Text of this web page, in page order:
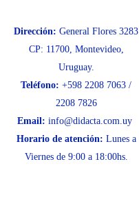
Dirección: General Flores 3283
CP: 11700, Montevideo,
Uruguay.
Teléfono: +598 2208 7063 /
2208 7826
Email: info@didacta.com.uy
Horario de atención: Lunes a
Viernes de 9:00 a 18:00hs.